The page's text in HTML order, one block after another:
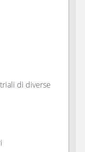
di diverse